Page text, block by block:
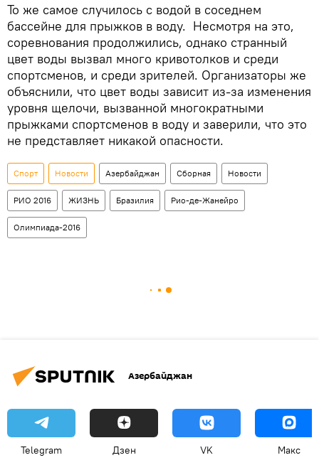
То же самое случилось с водой в соседнем
бассейне для прыжков в воду. Несмотря на это,
соревнования продолжились, однако странный
цвет воды вызвал много кривотолков и среди
спортсменов, и среди зрителей. Организаторы же
объяснили, что цвет воды зависит из-за изменения
уровня щелочи, вызванной многократными
прыжками спортсменов в воду и заверили, что это
не представляет никакой опасности.
Спорт Новости Азербайджан Сборная Новости
РИО 2016 ЖИЗНЬ Бразилия Рио-де-Жанейро
Олимпиада-2016
Азербайджан
Telegram Дзен VK Макс